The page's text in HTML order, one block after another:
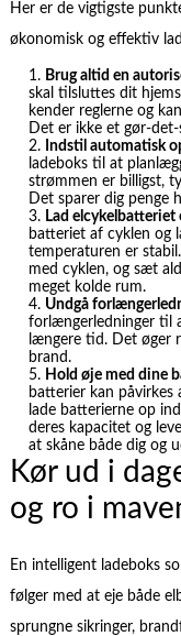
Her er de vigtigste
økonomisk og effektiv
Brug altid en
skal tilsluttes dit
kender reglerne og
Det er ikke et gør-
Indstil automatisk
ladeboks til at
strømmen er billigst,
Det sparer dig penge
Lad
batteriet af cyklen og
temperaturen er
med cyklen, og sæt
meget kolde rum.
Undgå
forlængerledninger til
længere tid. Det øger
brand.
Hold øje med dine
batterier kan
lade batterierne op
deres kapacitet og
at skåne både dig og
Kør ud i
og ro i
En intelligent ladeboks
følger med at eje både
sprungne sikringer,